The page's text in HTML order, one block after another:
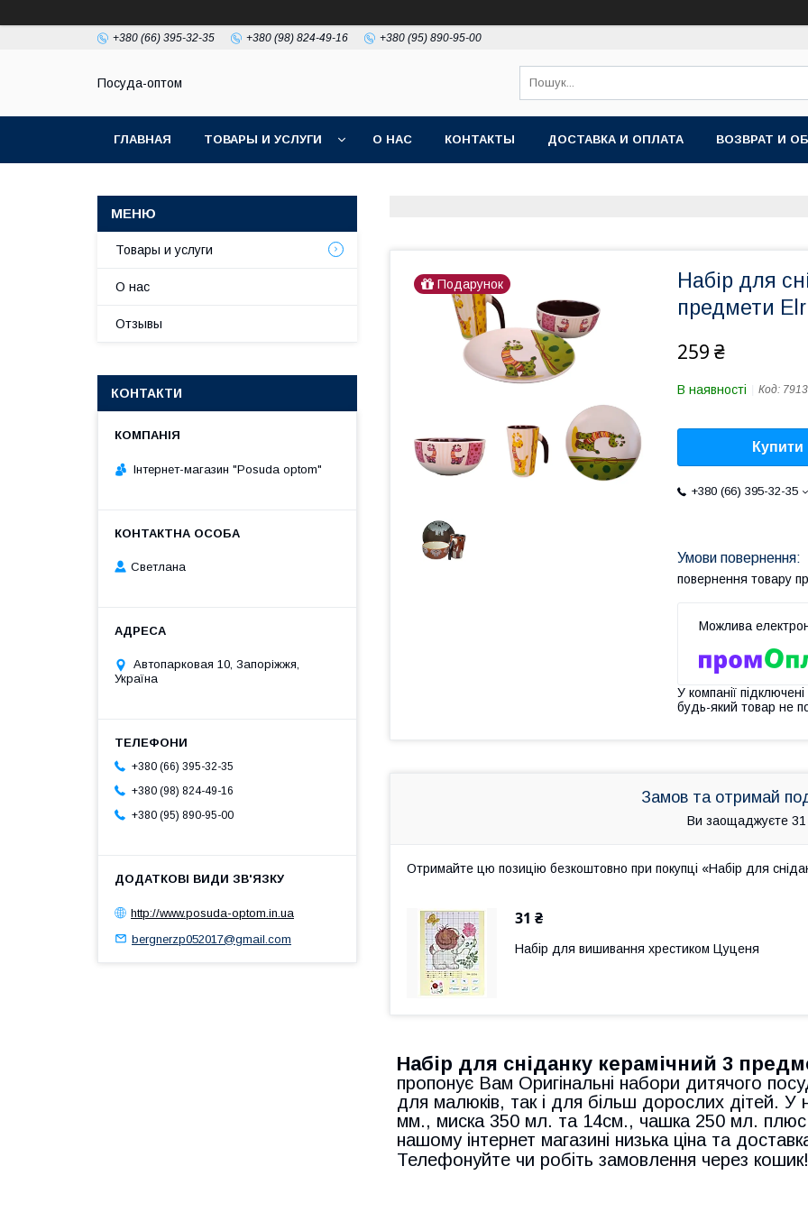
+380 (66) 395-32-35 +380 (98) 824-49-16 +380 (95) 890-95-00
Посуда-оптом
ГЛАВНАЯ ТОВАРЫ И УСЛУГИ О НАС КОНТАКТЫ ДОСТАВКА И ОПЛАТА ВОЗВРАТ И
Подарунок
Набір для
предмети
259 ₴
В наявності Код: 7913
Купити
+380 (66) 395-32-35
повернення товару
У компанії
будь-який товар не
Замов та отримай
Ви заощаджуєте
Отримайте цю позицію безкоштовно при покупці «Набір для
31 ₴
Набір для вишивання хрестиком Цуценя
Набір для сніданку керамічний 3
пропонує Вам Оригінальні набори дитячого
для малюків, так і для більш дорослих дітей. У
мм., миска 350 мл. та 14см., чашка 250 мл. плюс
нашому інтернет магазині низька ціна та
Телефонуйте чи робіть замовлення через кошик!
Товары и услуги
О нас
Отзывы
КОНТАКТИ
Інтернет-магазин "Posuda optom"
Светлана
Автопарковая 10, Запоріжжя,
Україна
+380 (66) 395-32-35
+380 (98) 824-49-16
+380 (95) 890-95-00
http://www.posuda-optom.in.ua
bergnerzp052017@gmail.com